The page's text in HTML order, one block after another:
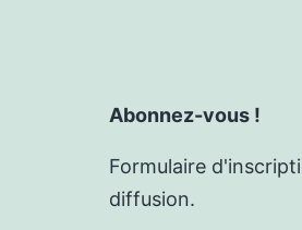
Abonnez-vous !
Formulaire
diffusion.